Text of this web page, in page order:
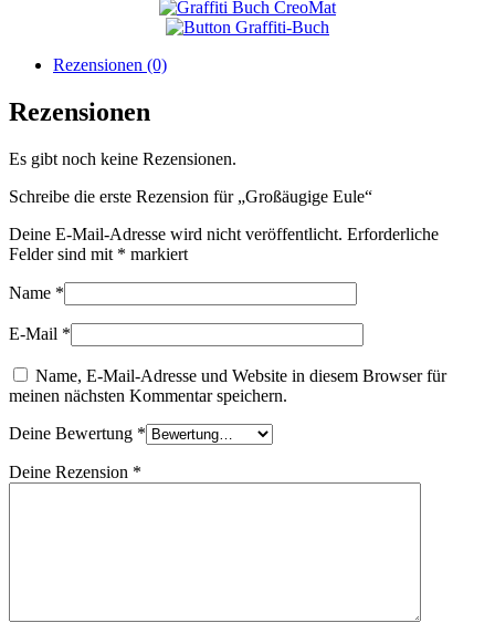
Rezensionen (0)
Rezensionen
Es gibt noch keine Rezensionen.
Schreibe die erste Rezension für „Großäugige Eule“
Deine E-Mail-Adresse wird nicht veröffentlicht. Erforderliche
Felder sind mit * markiert
Name *
E-Mail *
Name, E-Mail-Adresse und Website in diesem Browser für
meinen nächsten Kommentar speichern.
Deine Bewertung *
Deine Rezension *